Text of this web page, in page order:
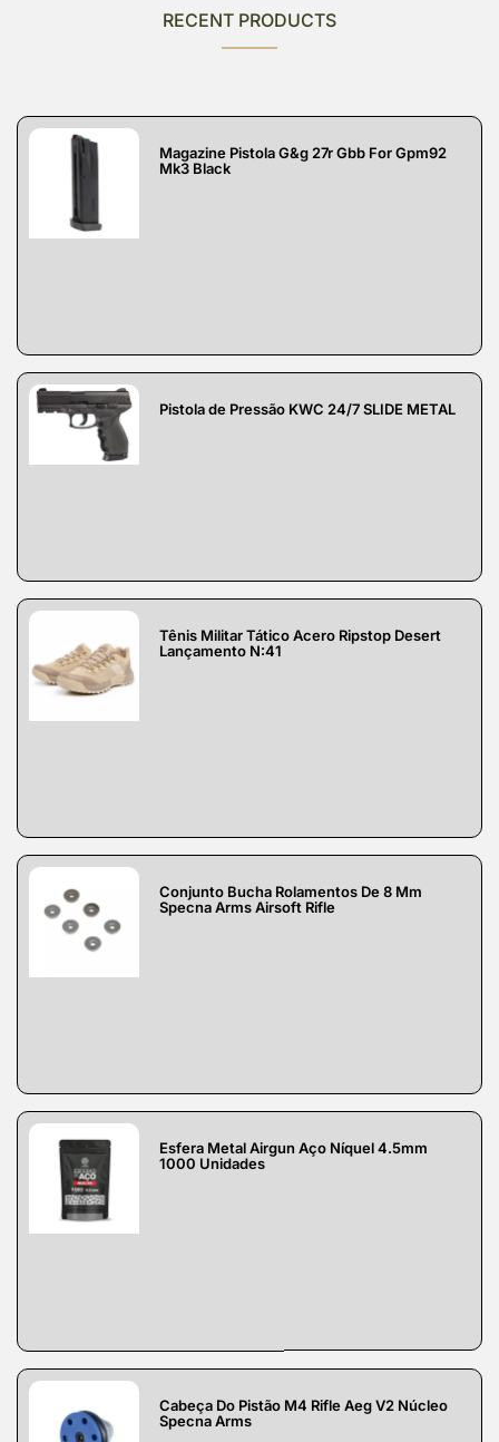
RECENT PRODUCTS
Magazine Pistola G&g 27r Gbb For Gpm92
Mk3 Black
Pistola de Pressão KWC 24/7 SLIDE METAL
Tênis Militar Tático Acero Ripstop Desert
Lançamento N:41
Conjunto Bucha Rolamentos De 8 Mm
Specna Arms Airsoft Rifle
Esfera Metal Airgun Aço Níquel 4.5mm
1000 Unidades
Cabeça Do Pistão M4 Rifle Aeg V2 Núcleo
Specna Arms